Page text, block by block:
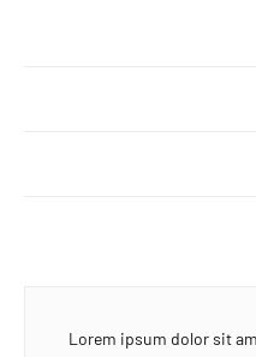
Lorem ipsum dolor sit